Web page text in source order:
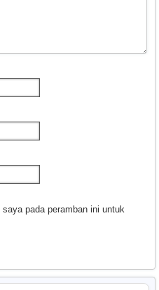
pada peramban ini untuk